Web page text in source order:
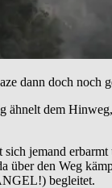
dann doch noch
ähnelt dem
jemand erbarmt
über den Weg
begleitet.